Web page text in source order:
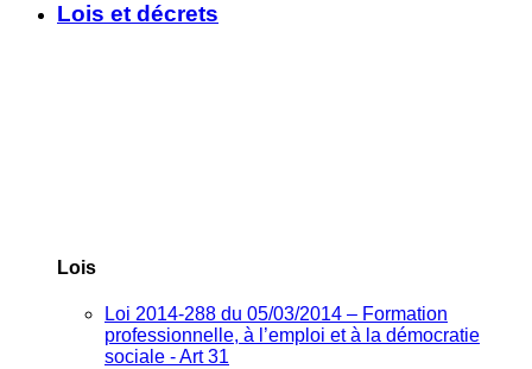
Lois et décrets
Lois
Loi 2014-288 du 05/03/2014 – Formation
professionnelle, à l’emploi et à la démocratie
sociale - Art 31